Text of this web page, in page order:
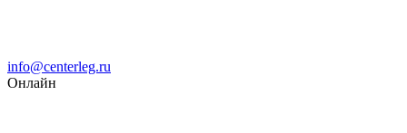
Email
info@centerleg.ru
Онлайн